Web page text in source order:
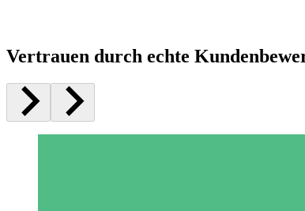
Vertrauen durch echte